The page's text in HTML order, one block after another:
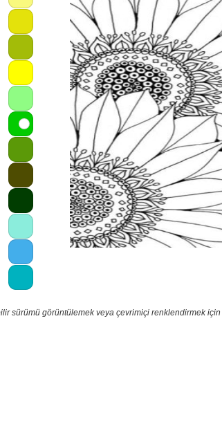
sürümü görüntülemek veya çevrimiçi renklendirmek için